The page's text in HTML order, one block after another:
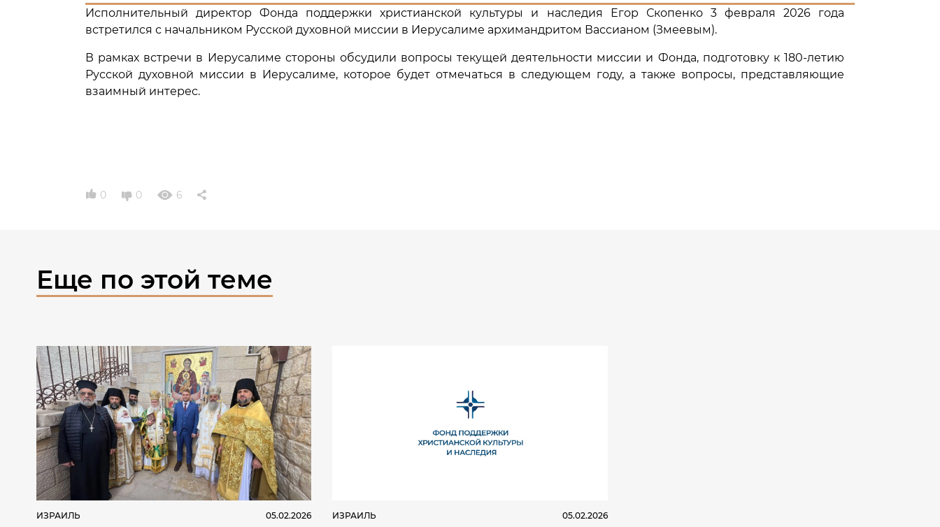
Исполнительный директор Фонда поддержки христианской культуры и наследия Егор Скопенко 3 февраля 2026 года
встретился с начальником Русской духовной миссии в Иерусалиме архимандритом Вассианом (Змеевым).
В рамках встречи в Иерусалиме стороны обсудили вопросы текущей деятельности миссии и Фонда, подготовку к 180-летию
Русской духовной миссии в Иерусалиме, которое будет отмечаться в следующем году, а также вопросы, представляющие
взаимный интерес.
0 0 6
Еще по этой теме
ИЗРАИЛЬ 05.02.2026 ИЗРАИЛЬ 05.02.2026